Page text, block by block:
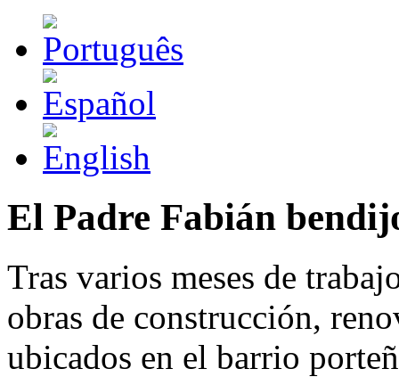
El Padre Fabián
Tras varios meses de
obras de construcción,
ubicados en el barrio